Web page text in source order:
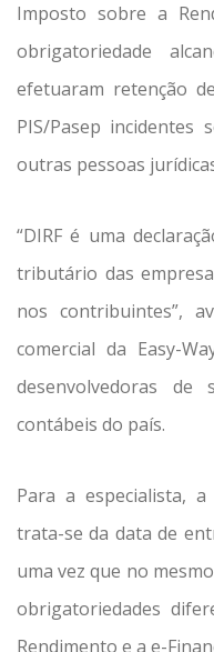
Imposto sobre a
obrigatoriedade
efetuaram retenção
PIS/Pasep incidentes
outras pessoas
“DIRF é uma
tributário das
nos contribuintes”,
comercial da Easy-
desenvolvedoras de
contábeis do país.
Para a especialista,
trata-se da data de
uma vez que no
obrigatoriedades
Rendimento e a e-